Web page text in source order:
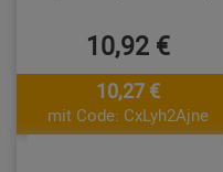
10,92 €
10,27 €
mit Code: CxLyh2Ajne